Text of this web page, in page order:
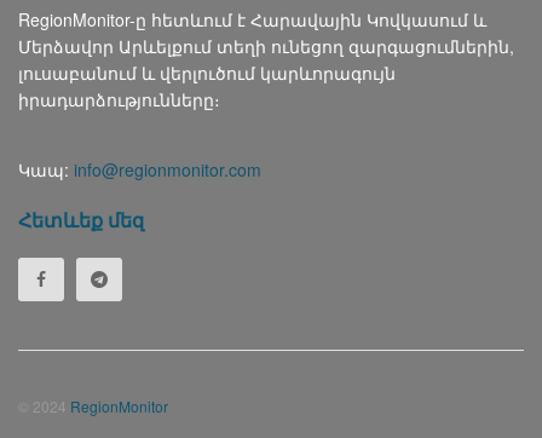
RegionMonitor-ը հետևում է Հարավային Կովկասում և
Մերձավոր Արևելքում տեղի ունեցող զարգացումներին,
լուսաբանում և վերլուծում կարևորագույն
իրադարձությունները։
Կապ: info@regionmonitor.com
Հետևեք մեզ
© 2024 RegionMonitor